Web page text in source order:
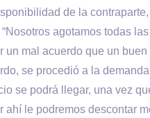
de la
agotamos todas
un mal acuerdo que un
se procedió a la
se podrá llegar, una vez
ahí le podremos descontar